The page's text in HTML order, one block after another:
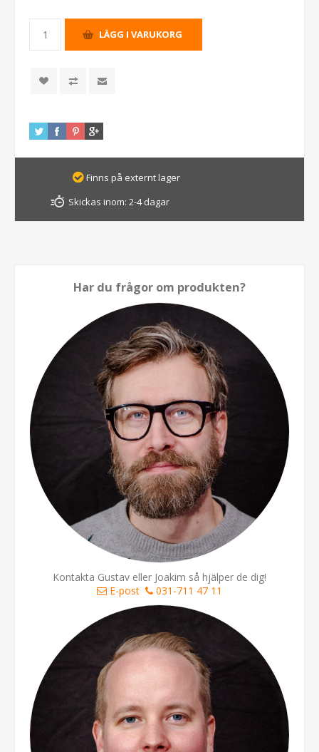
Finns på externt lager
Skickas inom: 2-4 dagar
Har du frågor om produkten?
Kontakta Gustav eller Joakim så hjälper de dig!
E-post
031-711 47 11